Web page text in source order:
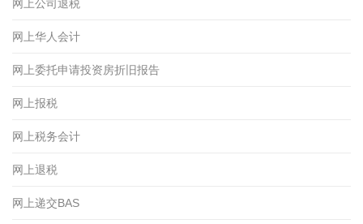
网上公司退税
网上华人会计
网上委托申请投资房折旧报告
网上报税
网上税务会计
网上退税
网上递交BAS